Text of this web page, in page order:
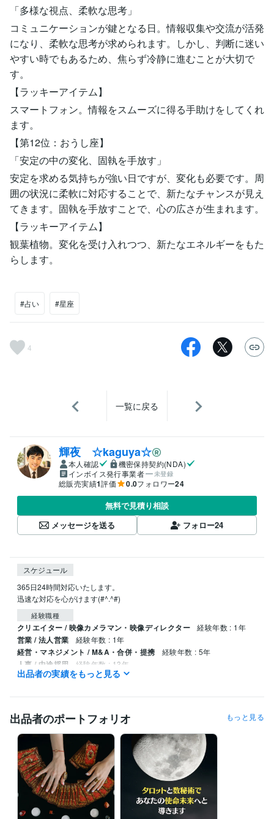
「多様な視点、柔軟な思考」
コミュニケーションが鍵となる日。情報収集や交流が活発
になり、柔軟な思考が求められます。しかし、判断に迷い
やすい時でもあるため、焦らず冷静に進むことが大切で
す。
【ラッキーアイテム】
スマートフォン。情報をスムーズに得る手助けをしてくれ
ます。
【第12位：おうし座】
「安定の中の変化、固執を手放す」
安定を求める気持ちが強い日ですが、変化も必要です。周
囲の状況に柔軟に対応することで、新たなチャンスが見え
てきます。固執を手放すことで、心の広さが生まれます。
【ラッキーアイテム】
観葉植物。変化を受け入れつつ、新たなエネルギーをもた
らします。
#占い #星座
4
一覧に戻る
輝夜 ☆kaguya☆
本人確認
機密保持契約(NDA)
インボイス発行事業者
未登録
総販売実績1評価 0.0フォロワー24
無料で見積り相談
メッセージを送る
フォロー24
スケジュール
365日24時間対応いたします。
迅速な対応を心がけます(#^.^#)
経験職種
クリエイター / 映像カメラマン・映像ディレクター 経験年数 : 1年
営業 / 法人営業 経験年数 : 1年
経営・マネジメント / M&A・合併・提携 経験年数 : 5年
人事 / 中途採用 経験年数 : 13年
ライフスタイル・その他 / 占い師
受賞歴
資格・検定
チャイルドカウンセラー 取得年 : 2023年
得意分野
占い タロット占い 四柱推命 姓名判断
悩み相談・カウンセリング ヒーリングカウンセリング
学歴
出品者の実績をもっと見る
出品者のポートフォリオ もっと見る